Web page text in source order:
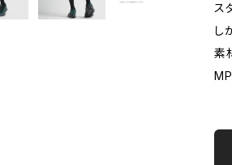
ス
し
素